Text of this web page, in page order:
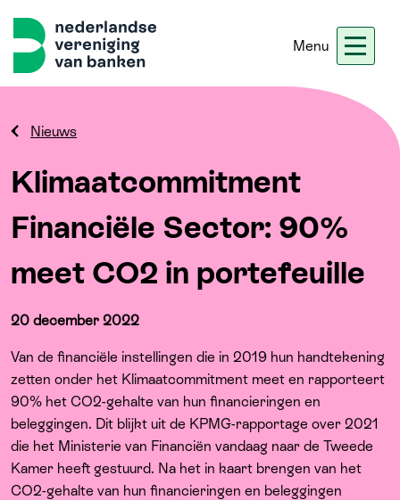
Meer
Over ons
Menu
Nieuws
Klimaatcommitment
Financiële Sector: 90%
meet CO2 in portefeuille
20 december 2022
Van de financiële instellingen die in 2019 hun handtekening
zetten onder het Klimaatcommitment meet en rapporteert
90% het CO2-gehalte van hun financieringen en
beleggingen. Dit blijkt uit de KPMG-rapportage over 2021
die het Ministerie van Financiën vandaag naar de Tweede
Kamer heeft gestuurd. Na het in kaart brengen van het
CO2-gehalte van hun financieringen en beleggingen